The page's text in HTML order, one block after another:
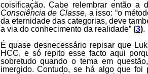
coisificação. Cabe relembrar então a
Consciência de Classe, a isso: “o
da eternidade das categorias, deve
a via do conhecimento da realidade” (3).
É quase desnecessário repisar que
HCC, e só repito esse facto aqui
sobretudo quando o tema em
imergido. Contudo, se há algo que foi